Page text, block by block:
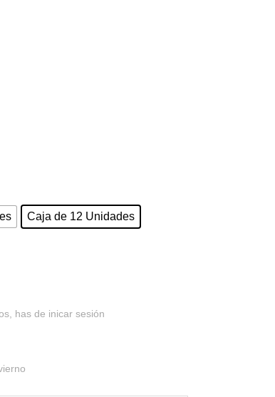
Caja de 12 Unidades
has de inicar sesión